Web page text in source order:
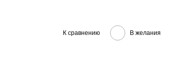
К сравнению В желания